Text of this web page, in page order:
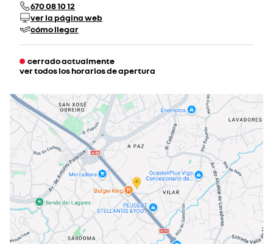
670 08 10 12
ver la página web
cómo llegar
cerrado actualmente
ver todos los horarios de apertura
martes
07:30 - 20:30
miércoles
07:30 - 20:30
jueves
07:30 - 20:30
viernes
07:30 - 20:30
sábado
09:00 - 13:30cerrado actualmente
domingo
cerrado actualmente